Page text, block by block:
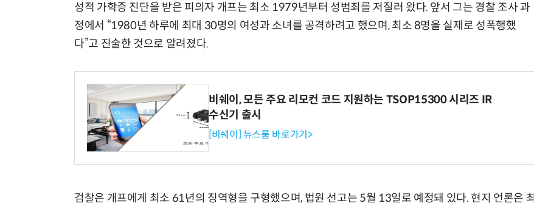
성적 가학증 진단을 받은 피의자 개프는 최소 1979년부터 성범죄를 저질러 왔다. 앞서 그는 경찰 조사 과
정에서 “1980년 하루에 최대 30명의 여성과 소녀를 공격하려고 했으며, 최소 8명을 실제로 성폭행했
다”고 진술한 것으로 알려졌다.
비쉐이, 모든 주요 리모컨 코드 지원하는 TSOP15300 시리즈 IR
수신기 출시
[비쉐이] 뉴스룸 바로가기>
검찰은 개프에게 최소 61년의 징역형을 구형했으며, 법원 선고는 5월 13일로 예정돼 있다. 현지 언론은 최